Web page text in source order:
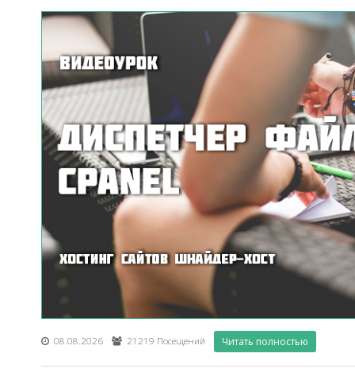
08.08.2026 21219 Посещений Читать полностью